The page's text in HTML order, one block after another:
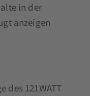
in der
anzeigen
des 121WATT